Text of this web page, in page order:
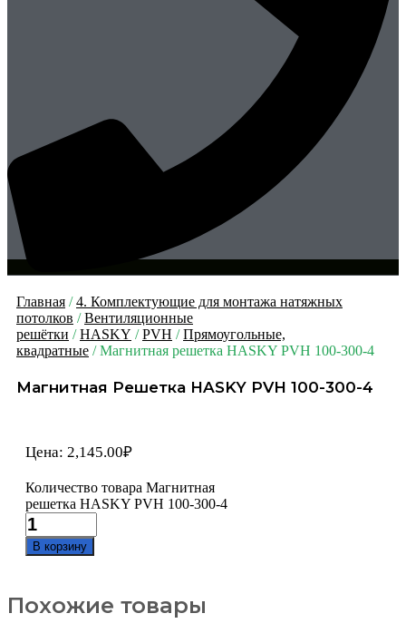
Главная /4. Комплектующие для монтажа натяжных
потолков /Вентиляционные
решётки /HASKY /PVH /Прямоугольные,
квадратные / Магнитная решетка HASKY PVH 100-300-4
Магнитная Решетка HASKY PVH 100-300-4
Цена: 2,145.00₽
Количество товара Магнитная
решетка HASKY PVH 100-300-4
В корзину
Похожие товары